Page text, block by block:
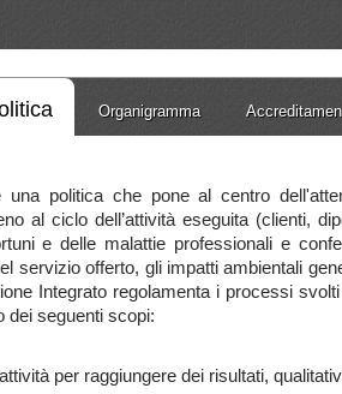
Organigramma
politica che pone al centro
al ciclo dell’attività eseguita (clienti,
e delle malattie professionali e
servizio offerto, gli impatti ambientali
Integrato regolamenta i processi
dei seguenti scopi:
per raggiungere dei risultati,